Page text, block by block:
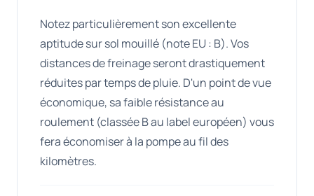
Notez particulièrement son excellente
aptitude sur sol mouillé (note EU : B). Vos
distances de freinage seront drastiquement
réduites par temps de pluie. D'un point de vue
économique, sa faible résistance au
roulement (classée B au label européen) vous
fera économiser à la pompe au fil des
kilomètres.